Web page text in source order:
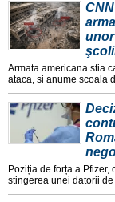
Armata americana stia
ataca, si anume scoala
Poziția de forța a
stingerea unei datorii